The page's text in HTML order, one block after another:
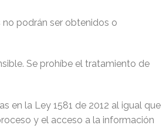
podrán ser obtenidos o
Se prohíbe el tratamiento de
en la Ley 1581 de 2012 al igual que
y el acceso a la información